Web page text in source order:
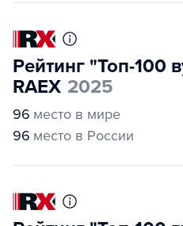
Рейтинг "Топ-100
RAEX 2025
96 место в мире
96 место в России